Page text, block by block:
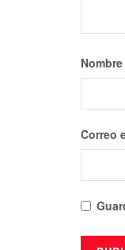
Nombre
Correo